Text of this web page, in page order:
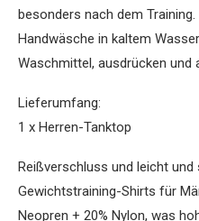
besonders nach dem Training.
Handwäsche in kaltem
Waschmittel, ausdrücken und
Lieferumfang:
1 x Herren-Tanktop
Reißverschluss und leicht und
Gewichtstraining-Shirts für
Neopren + 20% Nylon, was